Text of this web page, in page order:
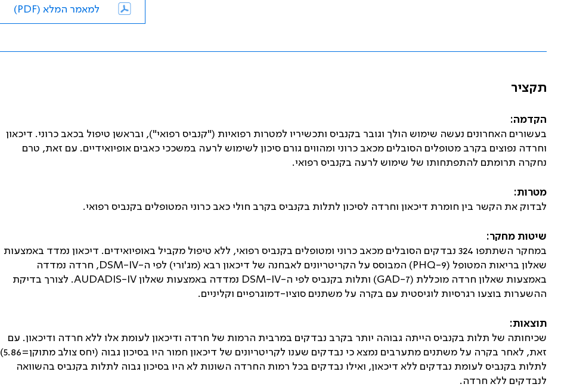
למאמר המלא (PDF)
תקציר
הקדמה:
בעשורים האחרונים נעשה שימוש הולך וגובר בקנביס ותכשיריו למטרות רפואיות ("קנביס רפואי"), ובראשן טיפול בכאב כרוני. דיכאון
וחרדה נפוצים בקרב מטופלים הסובלים מכאב כרוני ומהווים גורם סיכון לשימוש לרעה במשככי כאבים אופיואידיים. עם זאת, טרם
נחקרה תרומתם להתפתחותו של שימוש לרעה בקנביס רפואי.
מטרות:
לבדוק את הקשר בין חומרת דיכאון וחרדה לסיכון לתלות בקנביס בקרב חולי כאב כרוני המטופלים בקנביס רפואי.
שיטות מחקר:
במחקר השתתפו 324 נבדקים הסובלים מכאב כרוני ומטופלים בקנביס רפואי, ללא טיפול מקביל באופיואידים. דיכאון נמדד באמצעות
שאלון בריאות המטופל (PHQ-9) המבוסס על הקריטריונים לאבחנה של דיכאון רבא (מג'ורי) לפי ה-DSM-IV , חרדה נמדדה
באמצעות שאלון חרדה מוכללת (GAD-7) ותלות בקנביס לפי ה-DSM-IV נמדדה באמצעות שאלוןAUDADIS-IV. לצורך בדיקת
ההשערות בוצעו רגרסיות לוגיסטית עם בקרה על משתנים סוציו-דמוגרפיים וקליניים.
תוצאות:
שכיחותה של תלות בקנביס הייתה גבוהה יותר בקרב נבדקים במרבית הרמות של חרדה ודיכאון לעומת אלו ללא חרדה ודיכאון. עם
זאת, לאחר בקרה על משתנים מתערבים נמצא כי נבדקים שענו לקריטריונים של דיכאון חמור היו בסיכון גבוה (יחס צולב מתוקן=5.86)
לתלות בקנביס לעומת נבדקים ללא דיכאון, ואילו נבדקים בכל רמות החרדה השונות לא היו בסיכון גבוה לתלות בקנביס בהשוואה
לנבדקים ללא חרדה.